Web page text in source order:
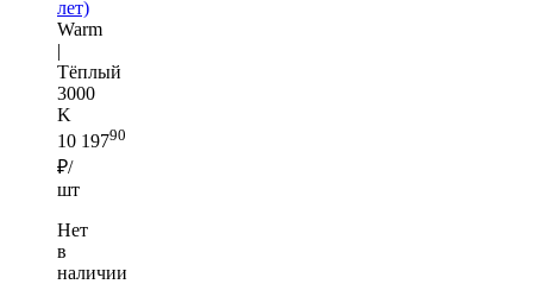
лет)
Warm
|
Тёплый
3000
K
10 19790
₽/
шт
Нет
в
наличии